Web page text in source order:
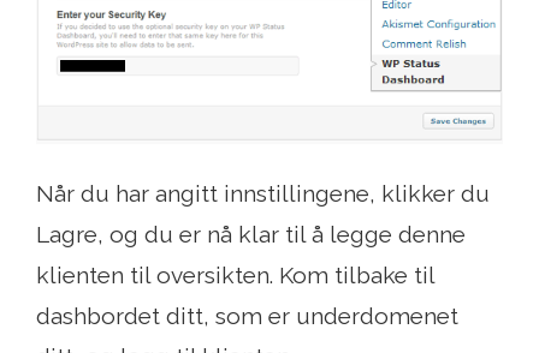
Når du har angitt innstillingene, klikker du
Lagre, og du er nå klar til å legge denne
klienten til oversikten. Kom tilbake til
dashbordet ditt, som er underdomenet